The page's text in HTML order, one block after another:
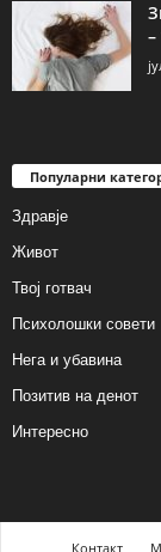
–
Популарни
Здравје
Живот
Твој готвач
Психолошки совети
Нега и убавина
Позитив на денот
Интересно
Контакт